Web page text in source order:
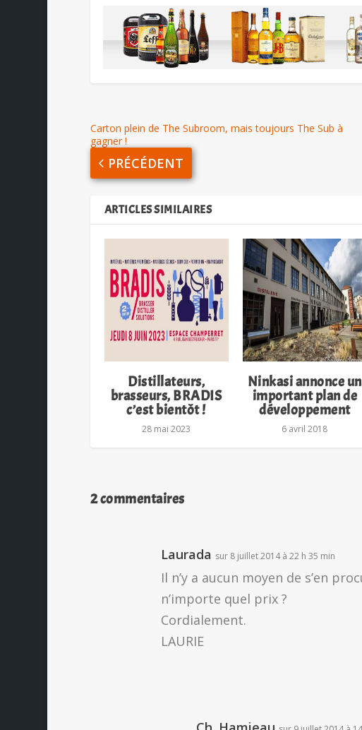
Carton plein de The Subroom, mais toujours The Sub à
gagner !
PRÉCÉDENT
ARTICLES SIMILAIRES
Distillateurs,
brasseurs, BRADIS
c’est bientôt !
28 mai 2023
Ninkasi annonce un
important plan de
développement
6 avril 2018
2 commentaires
Laurada sur 8 juillet 2014 à 22 h 35 min
Il n’y a aucun moyen de s’en
n’importe quel prix ?
Cordialement.
LAURIE